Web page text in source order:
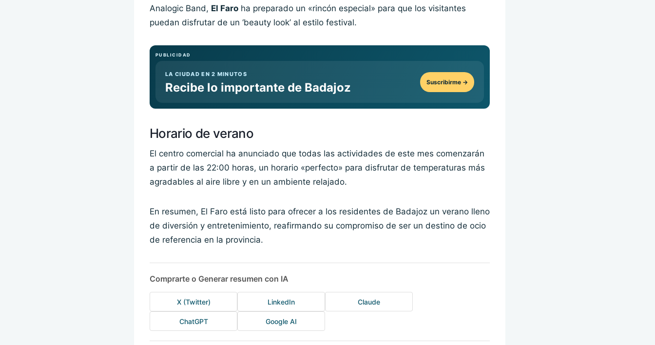
Analogic Band, El Faro ha preparado un «rincón especial» para que los visitantes
puedan disfrutar de un ‘beauty look’ al estilo festival.
PUBLICIDAD
LA CIUDAD EN 2 MINUTOS
Recibe lo importante de Badajoz Suscribirme →
Horario de verano
El centro comercial ha anunciado que todas las actividades de este mes comenzarán
a partir de las 22:00 horas, un horario «perfecto» para disfrutar de temperaturas más
agradables al aire libre y en un ambiente relajado.
En resumen, El Faro está listo para ofrecer a los residentes de Badajoz un verano lleno
de diversión y entretenimiento, reafirmando su compromiso de ser un destino de ocio
de referencia en la provincia.
Comprarte o Generar resumen con IA
X (Twitter) LinkedIn Claude
ChatGPT Google AI